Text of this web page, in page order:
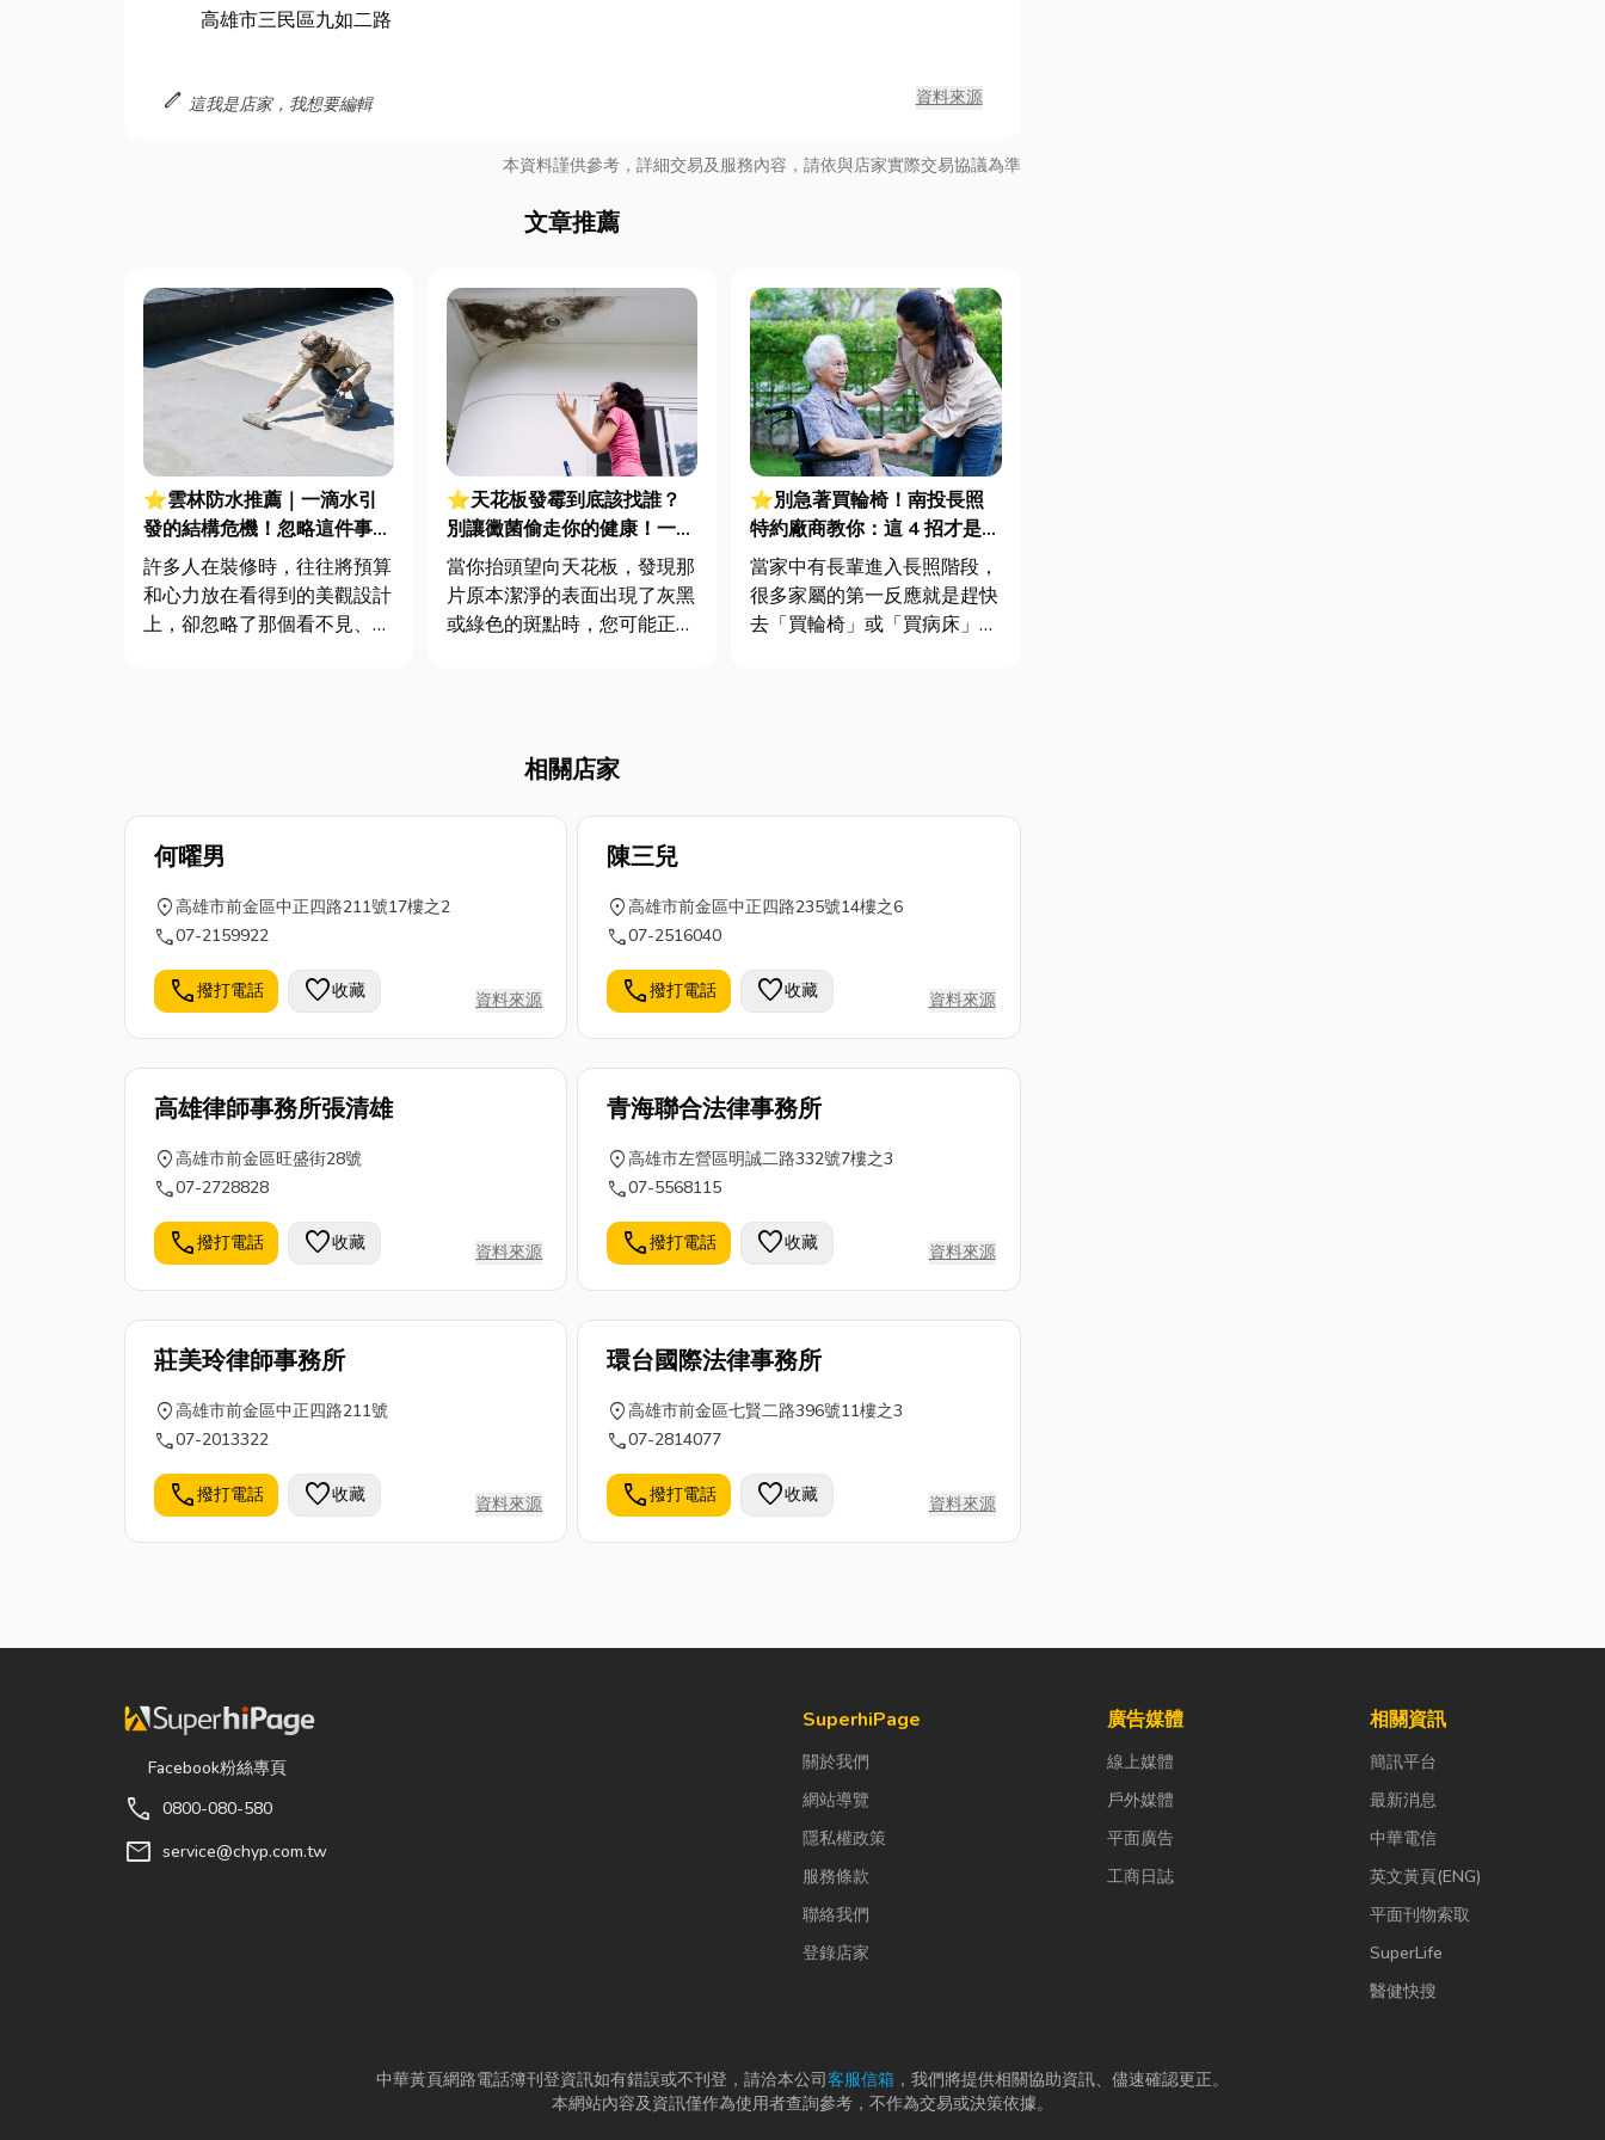
高雄市三民區九如二路
edit 這我是店家，我想要編輯 資料來源
本資料謹供參考，詳細交易及服務內容，請依與店家實際交易協議為準
文章推薦
⭐雲林防水推薦｜一滴水引
發的結構危機！忽略這件事，
維修費將暴增 10 倍！
許多人在裝修時，往往將預算
和心力放在看得到的美觀設計
上，卻忽略了那個看不見、但
維修費...
⭐天花板發霉到底該找誰？
別讓黴菌偷走你的健康！一篇
帶你了解天花板發霉原因
當你抬頭望向天花板，發現那
片原本潔淨的表面出現了灰黑
或綠色的斑點時，您可能正在
美觀、散發出惱人的霉味，更
響居住...
⭐別急著買輪椅！南投長照
特約廠商教你：這 4 招才是不
花冤枉錢的關鍵！
當家中有長輩進入長照階段，
很多家屬的第一反應就是趕快
去「買輪椅」或「買病床」。
跟大家分...
相關店家
何曜男
location_on高雄市前金區中正四路211號17樓之2
call07-2159922
call撥打電話 favorite收藏 資料來源
陳三兒
location_on高雄市前金區中正四路235號14樓之6
call07-2516040
call撥打電話 favorite收藏 資料來源
高雄律師事務所張清雄
location_on高雄市前金區旺盛街28號
call07-2728828
call撥打電話 favorite收藏 資料來源
青海聯合法律事務所
location_on高雄市左營區明誠二路332號7樓之3
call07-5568115
call撥打電話 favorite收藏 資料來源
莊美玲律師事務所
location_on高雄市前金區中正四路211號
call07-2013322
call撥打電話 favorite收藏 資料來源
環台國際法律事務所
location_on高雄市前金區七賢二路396號11樓之3
call07-2814077
call撥打電話 favorite收藏 資料來源
Facebook粉絲專頁
call 0800-080-580
mail service@chyp.com.tw
SuperhiPage
關於我們
網站導覽
隱私權政策
服務條款
聯絡我們
登錄店家
廣告媒體
線上媒體
戶外媒體
平面廣告
工商日誌
相關資訊
簡訊平台
最新消息
中華電信
英文黃頁(ENG)
平面刊物索取
SuperLife
醫健快搜
中華黃頁網路電話簿刊登資訊如有錯誤或不刊登，請洽本公司客服信箱 ，我們將提供相關協助資訊、儘速確認更正。
本網站內容及資訊僅作為使用者查詢參考，不作為交易或決策依據。